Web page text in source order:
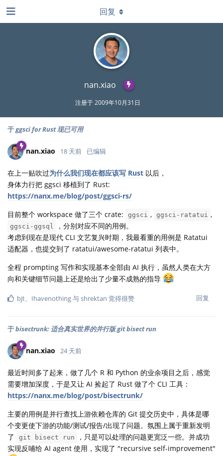
nan.xiao
注册于2009年10月31日
回复
于ggsci for Rust 现已可用
nan.xiao 18 天前 已编辑
在上一贴吹过为什么我们现在都应该写 Rust 以后，
身体力行把 ggsci 移植到了 Rust:
https://nanx.me/blog/post/ggsci-rs/
目前整个 workspace 做了三个 crate:
ggsci , ggsci-ratatui ,
ggsci-ggsql
，分别对应不同的用例。
考虑到现在是现代 CLI 文艺复兴时期，我最看重的用例是 Ratatui
适配器，也提交到了 ratatui/awesome-ratatui 列表中。
全程 prompting 写作和实现基本全部由 AI 执行，虽然人类在大方
向和关键细节问题上还是给出了少量不成熟的指导
回复
bjt、 Ihavenothing与shrektan 觉得很赞
于bisectrunk: 适合真实世界的并行版 git bisect run
nan.xiao 24 天前
最近时间多了起来，做了几个 R 和 Python 的业余项目之后，感觉
需要增加深度，于是又让 AI 捡起了 Rust 做了个 CLI 工具：
https://nanx.me/blog/post/bisectrunk/
主要的用例是并行查找上游依赖仓库的 Git 提交历史中，具体是哪
个变更使下游的功能/测试/报告/出现了问题。氛围上属于重新发明
了
git bisect run
，只是可以处理的问题更宽泛一些。并成功
实现反哺给 AI agent 使用，实现了 "recursive self-improvement"